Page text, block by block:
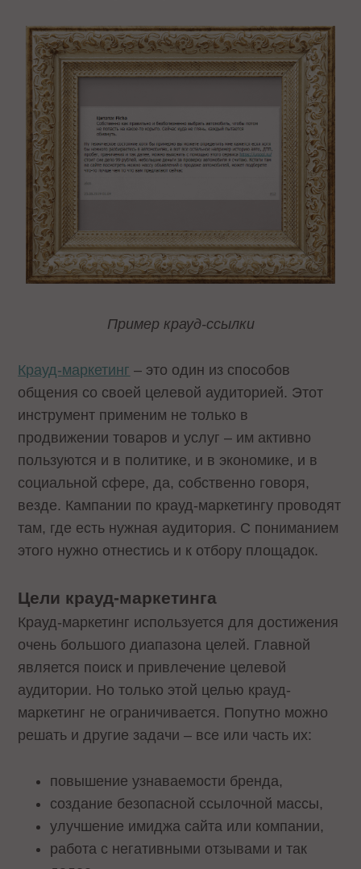
Пример крауд-ссылки
Крауд-маркетинг – это один из способов
общения со своей целевой аудиторией. Этот
инструмент применим не только в
продвижении товаров и услуг – им активно
пользуются и в политике, и в экономике, и в
социальной сфере, да, собственно говоря,
везде. Кампании по крауд-маркетингу проводят
там, где есть нужная аудитория. С пониманием
этого нужно отнестись и к отбору площадок.
Цели крауд-маркетинга
Крауд-маркетинг используется для достижения
очень большого диапазона целей. Главной
является поиск и привлечение целевой
аудитории. Но только этой целью крауд-
маркетинг не ограничивается. Попутно можно
решать и другие задачи – все или часть их:
повышение узнаваемости бренда,
создание безопасной ссылочной массы,
улучшение имиджа сайта или компании,
работа с негативными отзывами и так